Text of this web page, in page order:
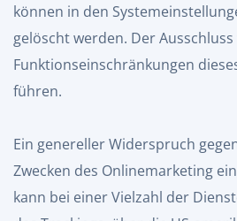
können in den
gelöscht werden. Der
Funktionseinschränkungen
führen.
Ein genereller Widerspruch
Zwecken des Onlinemarketing
kann bei einer Vielzahl der